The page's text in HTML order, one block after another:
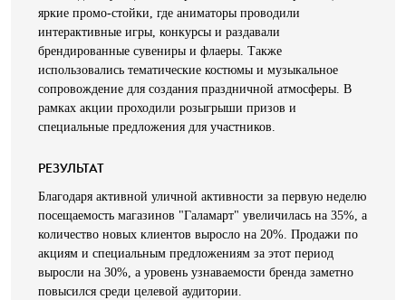
яркие промо-стойки, где аниматоры проводили
интерактивные игры, конкурсы и раздавали
брендированные сувениры и флаеры. Также
использовались тематические костюмы и музыкальное
сопровождение для создания праздничной атмосферы. В
рамках акции проходили розыгрыши призов и
специальные предложения для участников.
РЕЗУЛЬТАТ
Благодаря активной уличной активности за первую неделю
посещаемость магазинов "Галамарт" увеличилась на 35%, а
количество новых клиентов выросло на 20%. Продажи по
акциям и специальным предложениям за этот период
выросли на 30%, а уровень узнаваемости бренда заметно
повысился среди целевой аудитории.